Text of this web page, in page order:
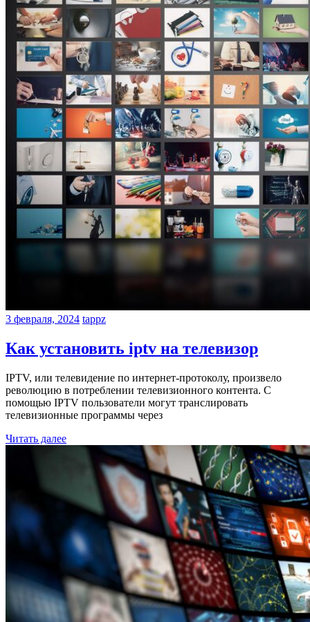
3 февраля, 2024 tappz
Как установить iptv на телевизор
IPTV, или телевидение по интернет-протоколу, произвело
революцию в потреблении телевизионного контента. С
помощью IPTV пользователи могут транслировать
телевизионные программы через
Читать далее